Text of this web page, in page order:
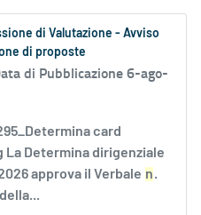
di Valutazione - Avviso
di proposte
di Pubblicazione 6-ago-
card
La Determina dirigenziale
approva il Verbale n.